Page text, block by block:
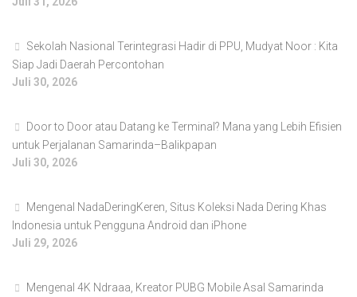
Sekolah Nasional Terintegrasi Hadir di PPU, Mudyat Noor : Kita
Siap Jadi Daerah Percontohan
Juli 30, 2026
Door to Door atau Datang ke Terminal? Mana yang Lebih Efisien
untuk Perjalanan Samarinda–Balikpapan
Juli 30, 2026
Mengenal NadaDeringKeren, Situs Koleksi Nada Dering Khas
Indonesia untuk Pengguna Android dan iPhone
Juli 29, 2026
Mengenal 4K Ndraaa, Kreator PUBG Mobile Asal Samarinda